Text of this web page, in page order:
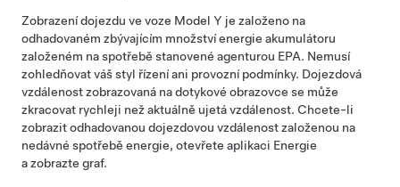
Zobrazení dojezdu ve voze Model Y je založeno na
odhadovaném zbývajícím množství energie akumulátoru
založeném na spotřebě stanovené agenturou EPA. Nemusí
zohledňovat váš styl řízení ani provozní podmínky. Dojezdová
vzdálenost zobrazovaná nadotykové obrazovce se může
zkracovat rychleji než aktuálně ujetá vzdálenost. Chcete-li
zobrazit odhadovanou dojezdovou vzdálenost založenou na
nedávné spotřebě energie, otevřete aplikaci Energie
a zobrazte graf.